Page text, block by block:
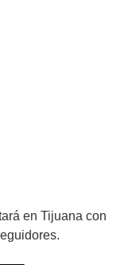
en Tijuana con